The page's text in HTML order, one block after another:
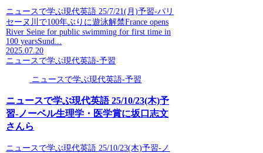
ニュースで学ぶ現代英語 25/7/21(月)予習-パリ
セーヌ川で100年ぶりに遊泳解禁France opens
River Seine for public swimming for first time in
100 yearsSund...
2025.07.20
ニュースで学ぶ現代英語-予習
ニュースで学ぶ現代英語-予習
ニュースで学ぶ現代英語 25/10/23(木)予
習-ノーベル生理学・医学賞に坂口志文
さんら
ニュースで学ぶ現代英語 25/10/23(木)予習-ノ